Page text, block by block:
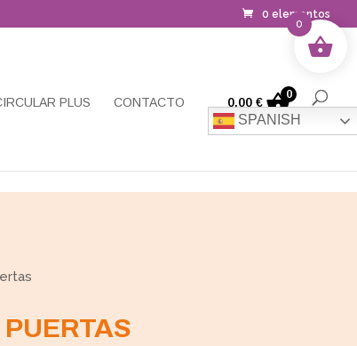
0 elementos
PLUS CONTACTO
SPANISH
0,00 €
0
0